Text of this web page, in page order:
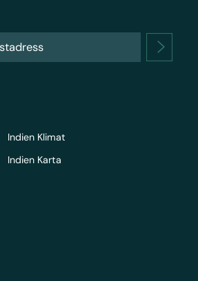
Indien Klimat
Indien Karta